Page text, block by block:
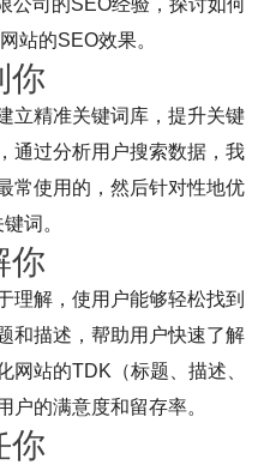
站的SEO效果。
你
立精准关键词库，提升关键
通过分析用户搜索数据，我
常使用的，然后针对性地优
词。
你
理解，使用户能够轻松找到
和描述，帮助用户快速了解
网站的TDK（标题、描述、
户的满意度和留存率。
你